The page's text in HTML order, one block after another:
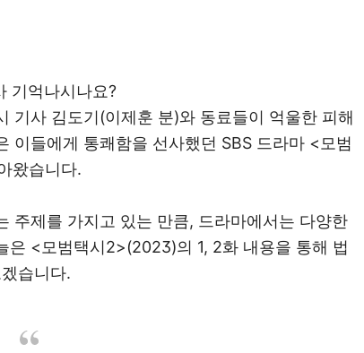
기억나시나요?
기사 김도기 (이제훈 분)와 동료들이 억울한 피해
이들에게 통쾌함을 선사했던 SBS 드라마 < 모범
왔습니다.
주제를 가지고 있는 만큼, 드라마에서는 다양한
은 < 모범택시2>(2023)의 1, 2화 내용을 통해 법
습니다.